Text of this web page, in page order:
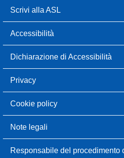
Scrivi alla ASL
Accessibilità
Dichiarazione di Accessibilità
Privacy
Cookie policy
Note legali
Responsabile del procedimento